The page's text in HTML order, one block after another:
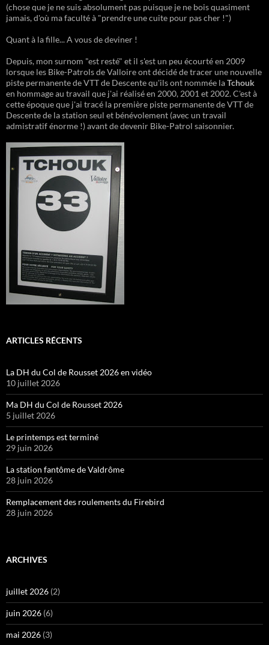
(chose que je ne suis absolument pas puisque je ne bois quasiment
jamais, d'où ma faculté à "prendre une cuite pour pas cher !")
Quant à la fille... A vous de deviner !
Depuis, mon surnom "est resté" et il s'est un peu écourté en 2009
lorsque les Bike-Patrols de Valloire ont décidé de tracer une nouvelle
piste permanente de VTT de Descente qu'ils ont nommée laTchouk
en hommage au travail que j'ai réalisé en 2000, 2001 et 2002. C'est à
cette époque que j'ai tracé la première piste permanente de VTT de
Descente de la station seul et bénévolement (avec un travail
admistratif énorme !) avant de devenir Bike-Patrol saisonnier.
ARTICLES RÉCENTS
La DH du Col de Rousset 2026 en vidéo
10 juillet 2026
Ma DH du Col de Rousset 2026
5 juillet 2026
Le printemps est terminé
29 juin 2026
La station fantôme de Valdrôme
28 juin 2026
Remplacement des roulements du Firebird
28 juin 2026
ARCHIVES
juillet 2026 (2)
juin 2026 (6)
mai 2026 (3)